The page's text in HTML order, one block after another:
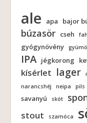
ale apa bajor
búzasör cseh
gyógynövény
IPA jégkorong
kísérlet lager
narancshéj neipa pils
savanyú
skót
stout szamóca